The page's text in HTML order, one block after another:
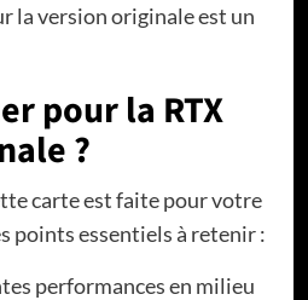
la version originale est un
pour la RTX
?
carte est faite pour votre
points essentiels à retenir :
performances en milieu